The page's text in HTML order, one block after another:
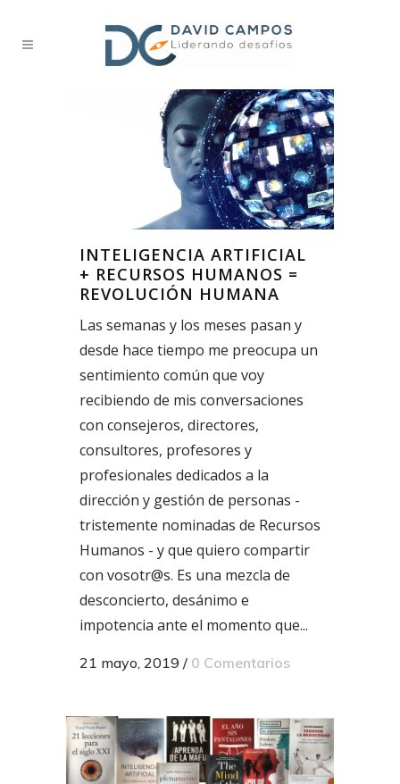
INTELIGENCIA ARTIFICIAL
+ RECURSOS HUMANOS =
REVOLUCIÓN HUMANA
Las semanas y los meses pasan y
desde hace tiempo me preocupa un
sentimiento común que voy
recibiendo de mis conversaciones
con consejeros, directores,
consultores, profesores y
profesionales dedicados a la
dirección y gestión de personas -
tristemente nominadas de Recursos
Humanos - y que quiero compartir
con vosotr@s. Es una mezcla de
desconcierto, desánimo e
impotencia ante el momento que...
21 mayo, 2019 / 0 Comentarios